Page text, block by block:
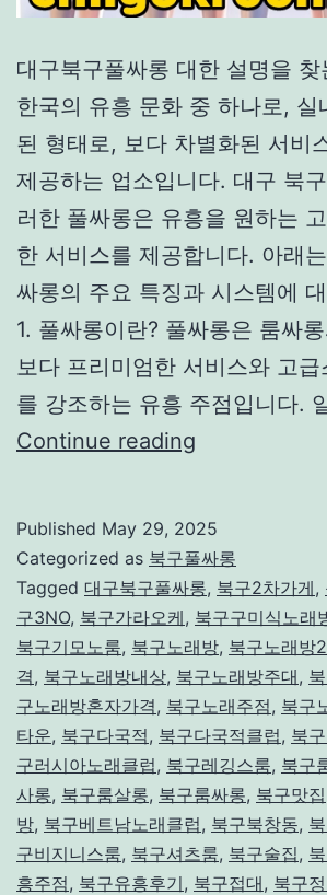
대구북구풀싸롱 대한 설명을
한국의 유흥 문화 중 하나로, 실
된 형태로, 보다 차별화된 서비
제공하는 업소입니다. 대구 북
러한 풀싸롱은 유흥을 원하는
한 서비스를 제공합니다. 아래
싸롱의 주요 특징과 시스템에
1. 풀싸롱이란? 풀싸롱은 룸싸
보다 프리미엄한 서비스와 고급
를 강조하는 유흥 주점입니다.
Continue reading
구
풀
싸
롱
Published May 29, 2025
Categorized as 북구풀싸롱
Tagged 대구북구풀싸롱, 북구2차가게,
구3NO, 북구가라오케, 북구구미식노래
북구기모노룸, 북구노래방, 북구노래방
격, 북구노래방내상, 북구노래방주대,
구노래방혼자가격, 북구노래주점, 북구
타운, 북구다국적, 북구다국적클럽, 북
구러시아노래클럽, 북구레깅스룸, 북구
사롱, 북구룸살롱, 북구룸싸롱, 북구맛집
방, 북구베트남노래클럽, 북구북창동,
구비지니스룸, 북구셔츠룸, 북구술집,
흥주점, 북구유흥후기, 북구접대, 북구